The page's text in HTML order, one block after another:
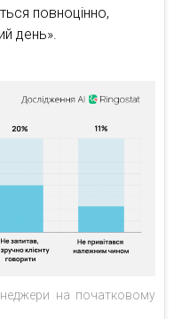
повноцінно,
день».
на початковому